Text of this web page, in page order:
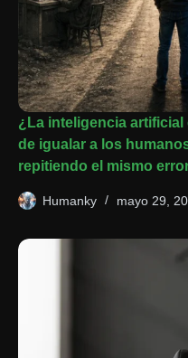
¿La inteligencia artificial
de igualar a los
repitiendo el mismo
Humanky mayo 29,